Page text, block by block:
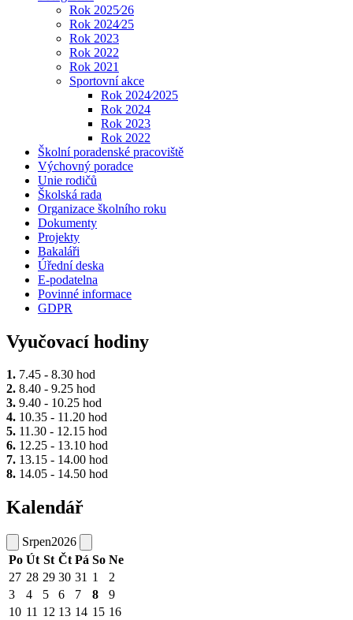
Rok 2025⁄26
Rok 2024⁄25
Rok 2023
Rok 2022
Rok 2021
Sportovní akce
Rok 2024⁄2025
Rok 2024
Rok 2023
Rok 2022
Školní poradenské pracoviště
Výchovný poradce
Unie rodičů
Školská rada
Organizace školního roku
Dokumenty
Projekty
Bakaláři
Úřední deska
E-podatelna
Povinné informace
GDPR
Vyučovací hodiny
1. 7.45 - 8.30 hod
2. 8.40 - 9.25 hod
3. 9.40 - 10.25 hod
4. 10.35 - 11.20 hod
5. 11.30 - 12.15 hod
6. 12.25 - 13.10 hod
7. 13.15 - 14.00 hod
8. 14.05 - 14.50 hod
Kalendář
Srpen2026
Po Út St Čt Pá So Ne
27 28 29 30 31 1
2
3
4 5 6 7 8
9
10 11 12 13 14 15 16